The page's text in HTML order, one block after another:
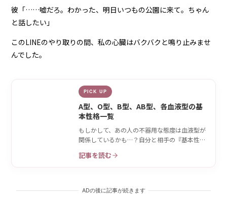
彼「……嘘だろ。わかった、明日いつもの公園に来て。ちゃん
と話したい」
このLINEのやり取りの間、私の心臓はバクバクと鳴り止みませ
んでした。
PICK UP
A型、O型、B型、AB型、各血液型の基
本性格一覧
もしかして、あの人の不器用な態度は血液型が
関係しているかも…？自分と相手の『基本性
記事を読む
ADの後に記事が続きます